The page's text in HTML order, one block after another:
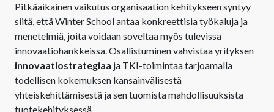
Pitkäaikainen vaikutus organisaation kehitykseen syntyy
siitä, että Winter School antaa konkreettisia työkaluja ja
menetelmiä, joita voidaan soveltaa myös tulevissa
innovaatiohankkeissa. Osallistuminen vahvistaa yrityksen
innovaatiostrategiaa ja TKI-toimintaa tarjoamalla
todellisen kokemuksen kansainvälisestä
yhteiskehittämisestä ja sen tuomista mahdollisuuksista
tuotekehityksessä.